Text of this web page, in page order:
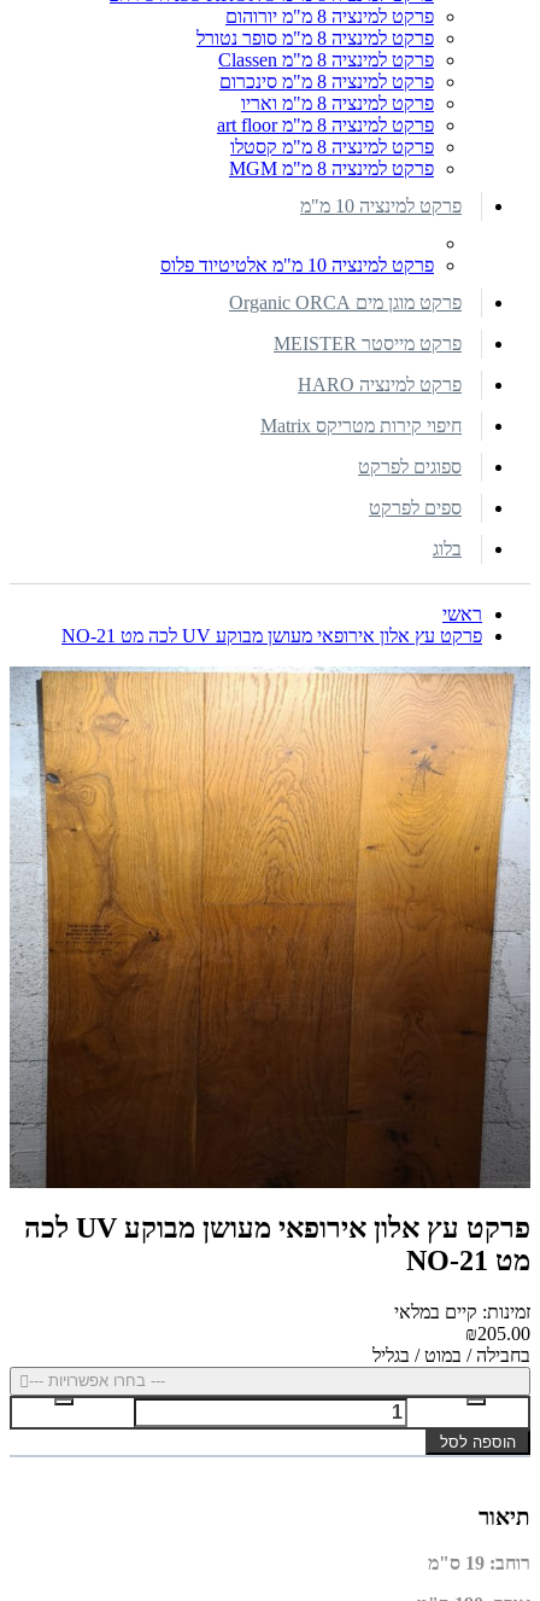
פרקט למינציה 8 מ"מ יורוהום
פרקט למינציה 8 מ"מ סופר נטורל
פרקט למינציה 8 מ"מ Classen
פרקט למינציה 8 מ"מ סינכרום
פרקט למינציה 8 מ"מ ואריו
פרקט למינציה 8 מ"מ art floor
פרקט למינציה 8 מ"מ קסטלו
פרקט למינציה 8 מ"מ MGM
פרקט למינציה 10 מ"מ
פרקט למינציה 10 מ"מ אלטיטיוד פלוס
פרקט מוגן מים Organic ORCA
פרקט מייסטר MEISTER
פרקט למינציה HARO
חיפוי קירות מטריקס Matrix
ספוגים לפרקט
ספים לפרקט
בלוג
ראשי
פרקט עץ אלון אירופאי מעושן מבוקע UV לכה מט NO-21
פרקט עץ אלון אירופאי מעושן מבוקע UV לכה
מט NO-21
זמינות: קיים במלאי
₪205.00
בחבילה / במוט / בגליל
--- בחרו אפשרויות ---
הוספה לסל
תיאור
רוחב: 19
ס"מ